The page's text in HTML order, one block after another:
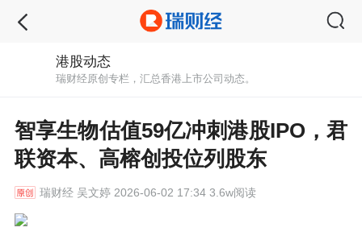
港股动态
瑞财经原创专栏，汇总香港上市公司动态。
智享生物估值59亿冲刺港股IPO，君
联资本、高榕创投位列股东
瑞财经吴文婷 2026-06-02 17:34 3.6w阅读